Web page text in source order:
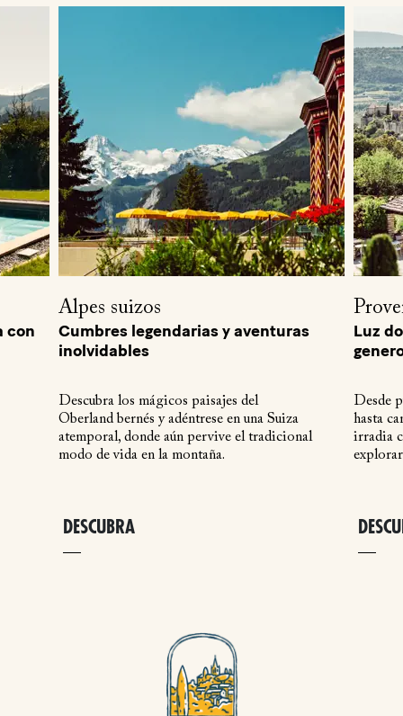
con
Alpes suizos
Cumbres legendarias y aventuras
inolvidables
Descubra los mágicos paisajes del
Oberland bernés y adéntrese en una Suiza
atemporal, donde aún pervive el tradicional
modo de vida en la montaña.
DESCUBRA
Luz
Desde
hasta
irradia